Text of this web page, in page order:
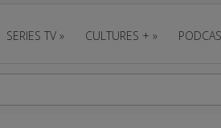
SERIES TV » CULTURES + »